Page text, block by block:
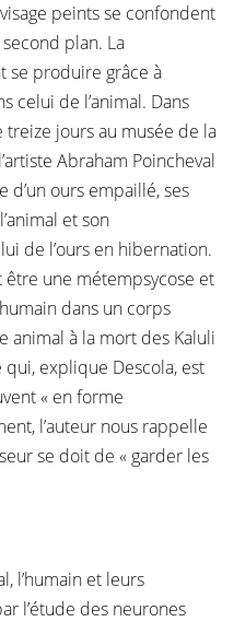
peints se confondent
plan. La
se produire grâce à
celui de l’animal. Dans
jours au musée de la
Abraham Poincheval
d’un ours empaillé, ses
et son
de l’ours en hibernation.
une métempsycose et
dans un corps
animal à la mort des Kaluli
explique Descola, est
« en forme
l’auteur nous rappelle
se doit de « garder les
l’humain et leurs
l’étude des neurones